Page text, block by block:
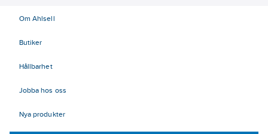
Om Ahlsell
Butiker
Hållbarhet
Jobba hos oss
Nya produkter